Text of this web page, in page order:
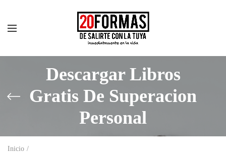
Descargar Libros
Gratis De Superacion
Personal
Inicio